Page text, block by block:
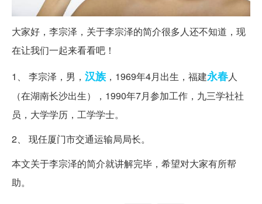
大家好，李宗泽，关于李宗泽的简介很多人还不知道，现
在让我们一起来看看吧！
1、 李宗泽，男， 汉族 ，1969年4月出生，福建永春人
（在湖南长沙出生），1990年7月参加工作，九三学社社
员，大学学历，工学学士。
2、 现任厦门市交通运输局局长。
本文关于李宗泽的简介就讲解完毕，希望对大家有所帮
助。